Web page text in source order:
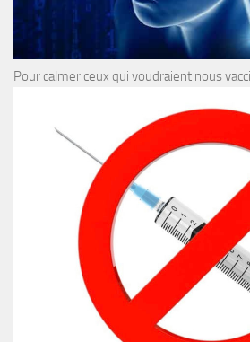
Pour calmer ceux qui voudraient nous